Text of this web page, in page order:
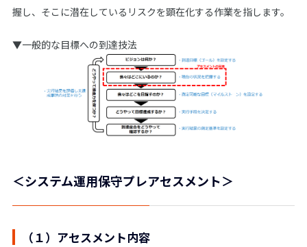
握し、そこに潜在しているリスクを顕在化する作業を指します。
▼一般的な目標への到達技法
＜システム運用保守プレアセスメント＞
（１）アセスメント内容